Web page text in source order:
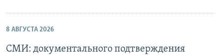
8 АВГУСТА 2026
СМИ: документального подтверждения